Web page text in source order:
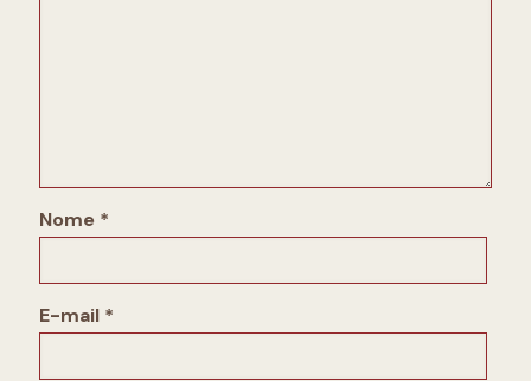
Nome *
E-mail *